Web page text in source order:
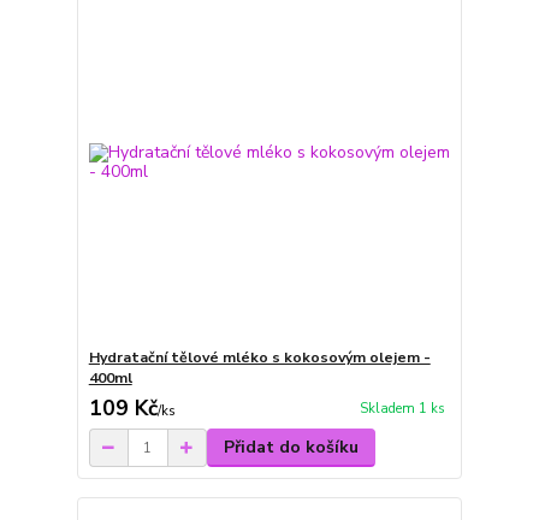
Hydratační tělové mléko s kokosovým olejem -
400ml
109 Kč/ks Skladem 1 ks
Přidat do košíku